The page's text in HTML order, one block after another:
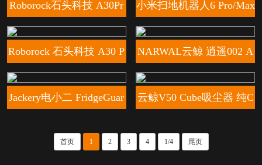
Roborock石头科技 A30Pr
o Steam 2.0
Roborock 石头科技 A30 P
ro 2.0洗地机
Jackery电小二 FridgeGuar
小米扫地机器人6 Pro/Max
纯CG片
NARWAL云鲸 逍遥002 A
I活水扫地机
云鲸V50 Cube吸尘器 纯C
首页 1 2 3 4 1/4 尾页